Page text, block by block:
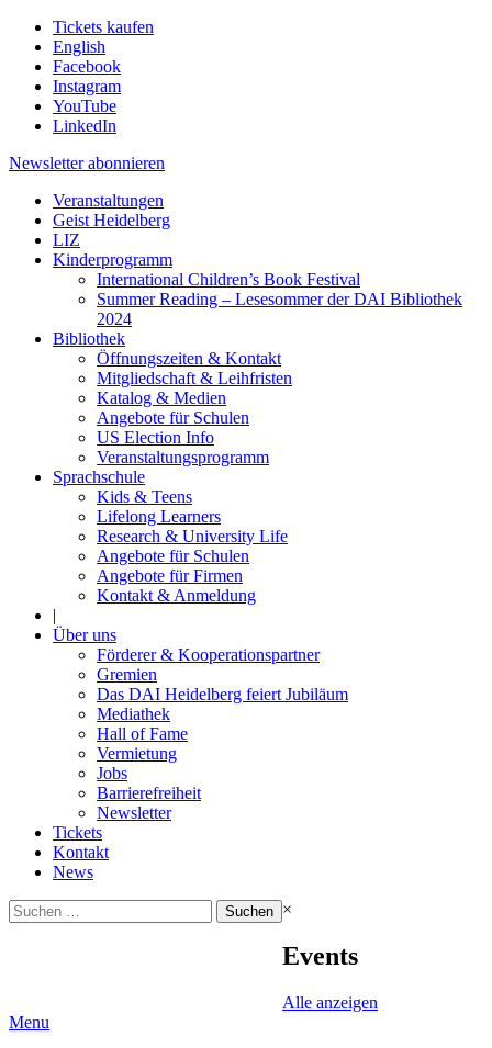
Tickets kaufen
English
Facebook
Instagram
YouTube
LinkedIn
Newsletter abonnieren
Veranstaltungen
Geist Heidelberg
LIZ
Kinderprogramm
International Children’s Book Festival
Summer Reading – Lesesommer der DAI Bibliothek
2024
Bibliothek
Öffnungszeiten & Kontakt
Mitgliedschaft & Leihfristen
Katalog & Medien
Angebote für Schulen
US Election Info
Veranstaltungsprogramm
Sprachschule
Kids & Teens
Lifelong Learners
Research & University Life
Angebote für Schulen
Angebote für Firmen
Kontakt & Anmeldung
|
Über uns
Förderer & Kooperationspartner
Gremien
Das DAI Heidelberg feiert Jubiläum
Mediathek
Hall of Fame
Vermietung
Jobs
Barrierefreiheit
Newsletter
Tickets
Kontakt
News
Suchen
nach:
×
Events
Alle anzeigen
Menu